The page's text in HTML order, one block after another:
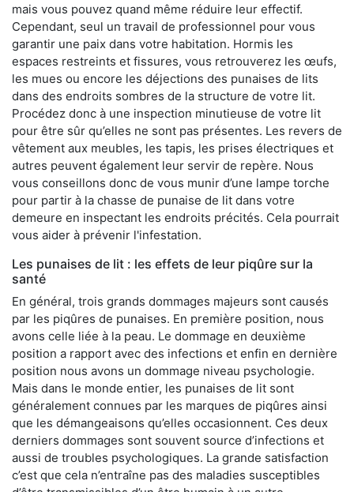
mais vous pouvez quand même réduire leur effectif.
Cependant, seul un travail de professionnel pour vous
garantir une paix dans votre habitation. Hormis les
espaces restreints et fissures, vous retrouverez les œufs,
les mues ou encore les déjections des punaises de lits
dans des endroits sombres de la structure de votre lit.
Procédez donc à une inspection minutieuse de votre lit
pour être sûr qu’elles ne sont pas présentes. Les revers de
vêtement aux meubles, les tapis, les prises électriques et
autres peuvent également leur servir de repère. Nous
vous conseillons donc de vous munir d’une lampe torche
pour partir à la chasse de punaise de lit dans votre
demeure en inspectant les endroits précités. Cela pourrait
vous aider à prévenir l'infestation.
Les punaises de lit : les effets de leur piqûre sur la
santé
En général, trois grands dommages majeurs sont causés
par les piqûres de punaises. En première position, nous
avons celle liée à la peau. Le dommage en deuxième
position a rapport avec des infections et enfin en dernière
position nous avons un dommage niveau psychologie.
Mais dans le monde entier, les punaises de lit sont
généralement connues par les marques de piqûres ainsi
que les démangeaisons qu’elles occasionnent. Ces deux
derniers dommages sont souvent source d’infections et
aussi de troubles psychologiques. La grande satisfaction
c’est que cela n’entraîne pas des maladies susceptibles